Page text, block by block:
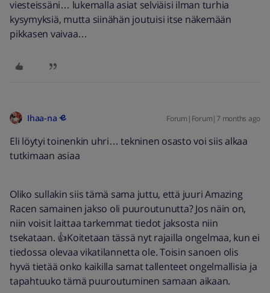
viesteissäni… lukemalla asiat selviäisi ilman turhia
kysymyksiä, mutta siinähän joutuisi itse näkemään
pikkasen vaivaa…
Ihaa-na Forum|Forum|7 months ago
Eli löytyi toinenkin uhri… tekninen osasto voi siis alkaa
tutkimaan asiaa
Oliko sullakin siis tämä sama juttu, että juuri Amazing
Racen samainen jakso oli puuroutunutta? Jos näin on,
niin voisit laittaa tarkemmat tiedot jaksosta niin
tsekataan. 👍Koitetaan tässä nyt rajailla ongelmaa, kun ei
tiedossa olevaa vikatilannetta ole. Toisin sanoen olis
hyvä tietää onko kaikilla samat tallenteet ongelmallisia ja
tapahtuuko tämä puuroutuminen samaan aikaan.